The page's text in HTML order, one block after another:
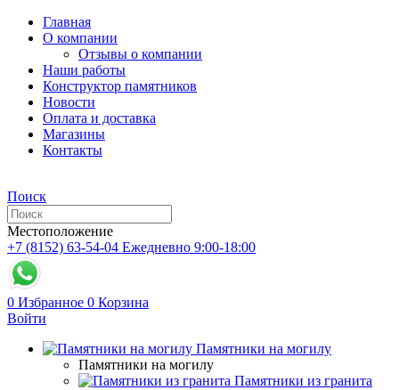
Главная
О компании
Отзывы о компании
Наши работы
Конструктор памятников
Новости
Оплата и доставка
Магазины
Контакты
Поиск
Местоположение
+7 (8152) 63-54-04 Ежедневно 9:00-18:00
0 Избранное 0 Корзина
Войти
Памятники на могилу
Памятники на могилу
Памятники из гранита